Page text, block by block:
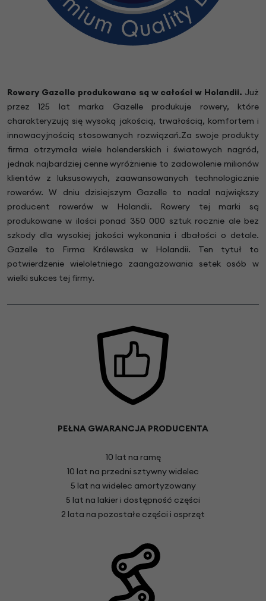
Rowery Gazelle produkowane są w całości w Holandii. Już
przez 125 lat marka Gazelle produkuje rowery, które
charakteryzują się wysoką jakością, trwałością, komfortem i
innowacyjnością stosowanych rozwiązań.Za swoje produkty
firma otrzymała wiele holenderskich i światowych nagród,
jednak najbardziej cenne wyróżnienie to zadowolenie milionów
klientów z luksusowych, zaawansowanych technologicznie
rowerów. W dniu dzisiejszym Gazelle to nadal największy
producent rowerów w Holandii. Rowery tej marki są
produkowane w ilości ponad 350 000 sztuk rocznie ale bez
szkody dla wysokiej jakości wykonania i dbałości o detale.
Gazelle to Firma Królewska w Holandii. Ten tytuł to
potwierdzenie wieloletniego zaangażowania setek osób w
wielki sukces tej firmy.
PEŁNA GWARANCJA PRODUCENTA
10 lat na ramę
10 lat na przedni sztywny widelec
5 lat na widelec amortyzowany
5 lat na lakier i dostępność części
2 lata na pozostałe części i osprzęt